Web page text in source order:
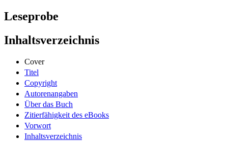
Leseprobe
Inhaltsverzeichnis
Cover
Titel
Copyright
Autorenangaben
Über das Buch
Zitierfähigkeit des eBooks
Vorwort
Inhaltsverzeichnis